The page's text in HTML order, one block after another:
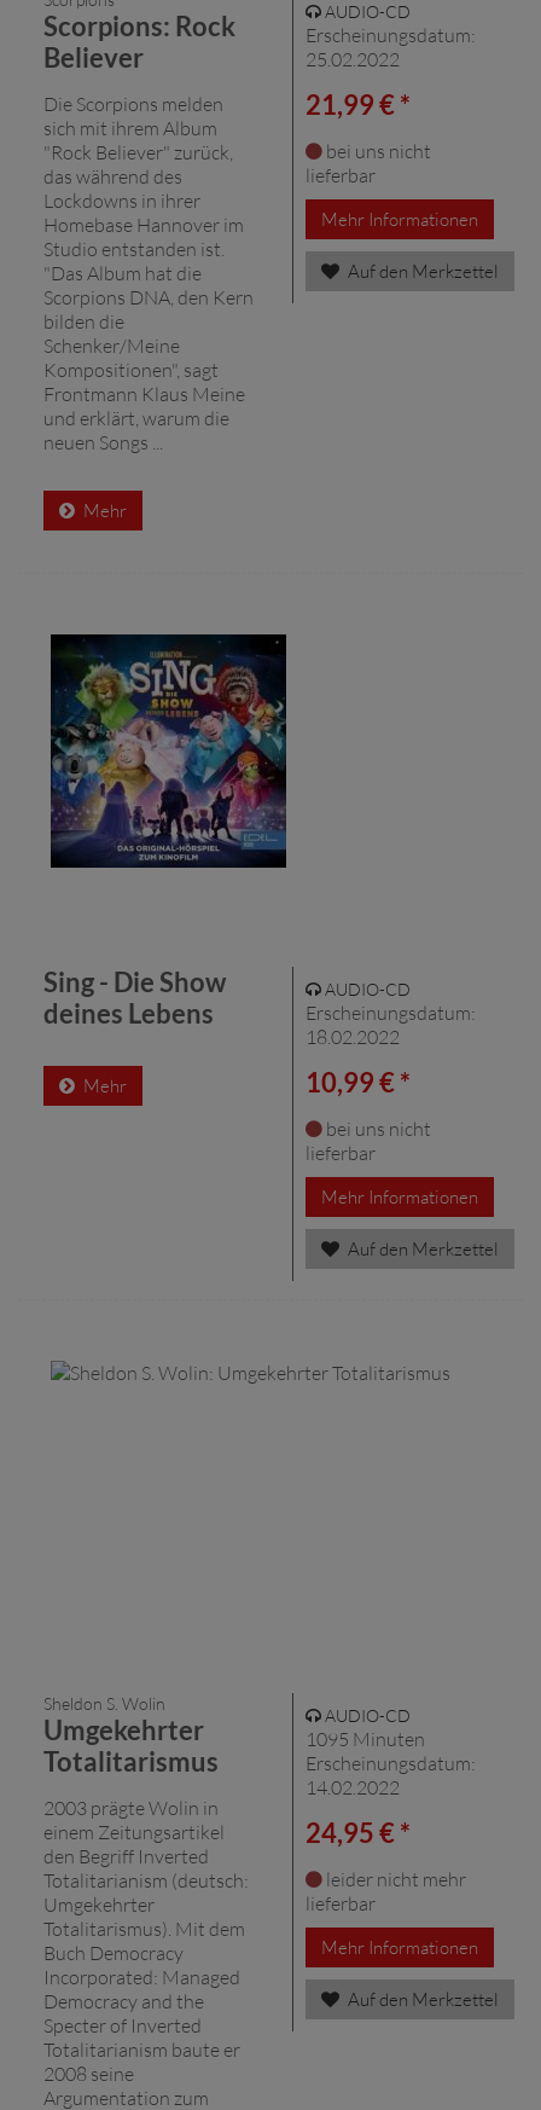
Scorpions: Rock
Believer
Die Scorpions melden
sich mit ihrem Album
"Rock Believer" zurück,
das während des
Lockdowns in ihrer
Homebase Hannover im
Studio entstanden ist.
"Das Album hat die
Scorpions DNA, den Kern
bilden die
Schenker/Meine
Kompositionen", sagt
Frontmann Klaus Meine
und erklärt, warum die
neuen Songs ...
Mehr
AUDIO-CD
Erscheinungsdatum:
25.02.2022
21,99 € *
bei uns nicht
lieferbar
Mehr Informationen
Auf den Merkzettel
Sing - Die Show
deines Lebens
Mehr
AUDIO-CD
Erscheinungsdatum:
18.02.2022
10,99 € *
bei uns nicht
lieferbar
Mehr Informationen
Auf den Merkzettel
Sheldon S. Wolin
Umgekehrter
Totalitarismus
2003 prägte Wolin in
einem Zeitungsartikel
den Begriff Inverted
Totalitarianism (deutsch:
Umgekehrter
Totalitarismus). Mit dem
Buch Democracy
Incorporated: Managed
Democracy and the
Specter of Inverted
Totalitarianism baute er
2008 seine
Argumentation zum
AUDIO-CD
1095 Minuten
Erscheinungsdatum:
14.02.2022
24,95 € *
leider nicht mehr
lieferbar
Mehr Informationen
Auf den Merkzettel